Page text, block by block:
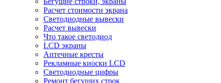
Расчет стоимости экрана
Светодиодные вывески
Расчет вывески
Что такое светодиод
LCD экраны
Аптечные кресты
Рекламные киоски LCD
Светодиодные цифры
Ремонт бегущих строк